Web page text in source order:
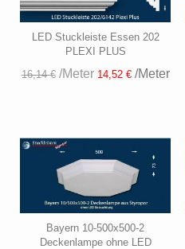
LED Stuckleiste Essen 202
PLEXI PLUS
16,14 €/Meter 14,52 €/Meter
Bayern 10-500x500-2
Deckenlampe ohne LED